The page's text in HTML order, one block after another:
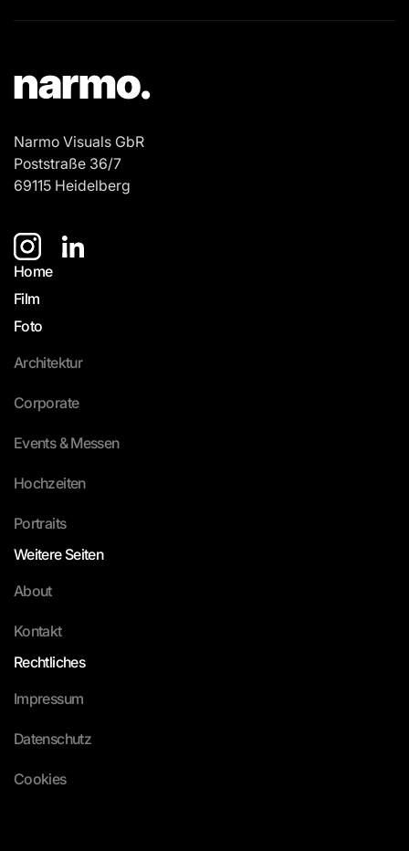
Narmo Visuals GbR
Poststraße 36/7
69115 Heidelberg
Home
Film
Foto
Architektur
Corporate
Events & Messen
Hochzeiten
Portraits
Weitere Seiten
About
Kontakt
Rechtliches
Impressum
Datenschutz
Cookies